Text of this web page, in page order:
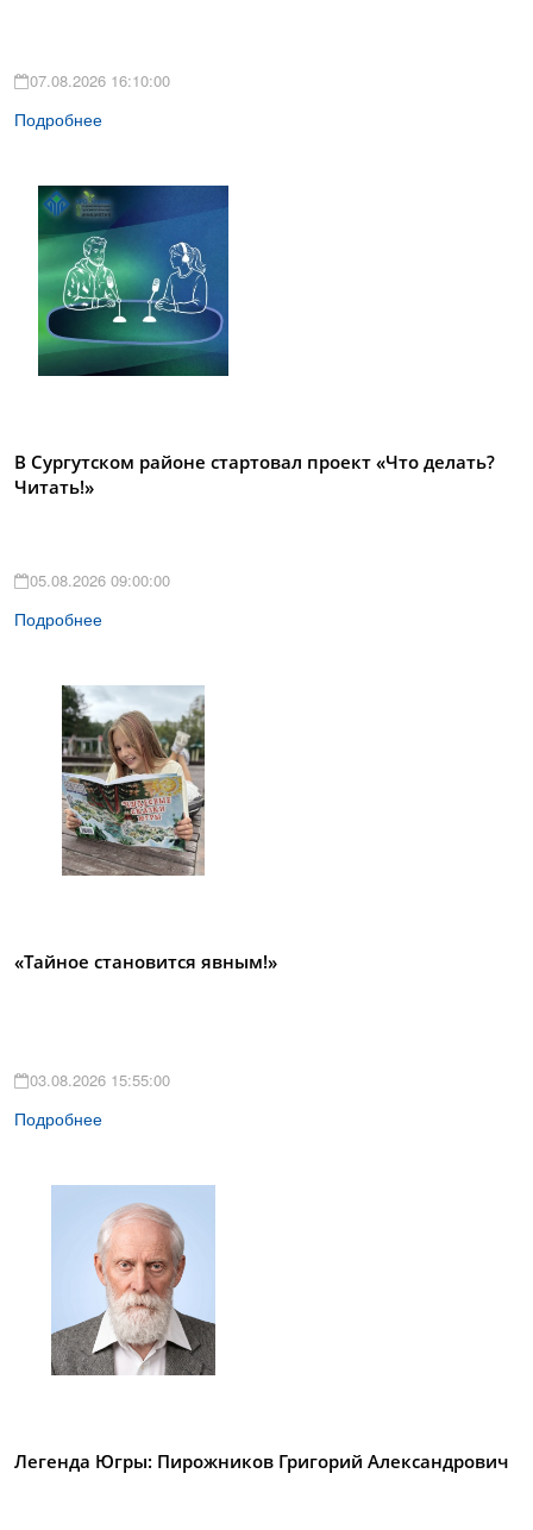
07.08.2026 16:10:00
Подробнее
В Сургутском районе стартовал проект «Что делать?
Читать!»
05.08.2026 09:00:00
Подробнее
«Тайное становится явным!»
03.08.2026 15:55:00
Подробнее
Легенда Югры: Пирожников Григорий Александрович